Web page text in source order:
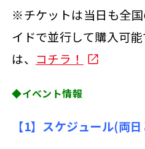
※チケットは当日も全
イドで並行して購入可
は、 コチラ！
◆イベント情報
【1】スケジュール(両